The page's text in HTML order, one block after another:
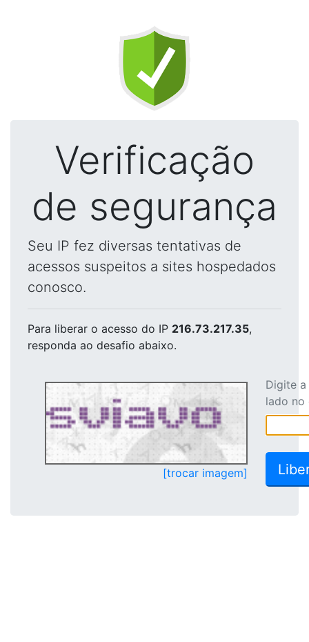
Verificação
de segurança
Seu IP fez diversas tentativas de
acessos suspeitos a sites hospedados
conosco.
Para liberar o acesso do IP 216.73.217.35,
responda ao desafio abaixo.
[trocar imagem]
Digite
lado no